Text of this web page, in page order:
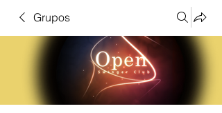
Grupos